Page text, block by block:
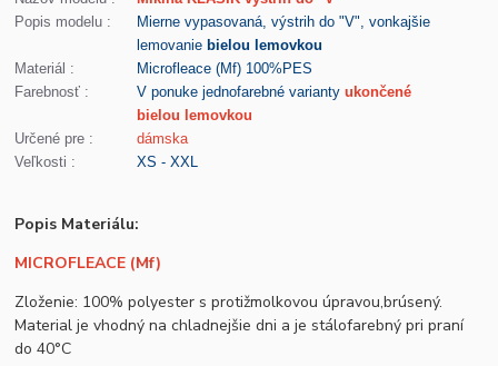
Popis modelu :
Mierne vypasovaná, výstrih do "V", vonkajšie
lemovaniebielou lemovkou
Materiál :
Microfleace (Mf) 100%PES
Farebnosť :
V ponuke jednofarebné variantyukončené
bielou lemovkou
Určené pre :
dámska
Veľkosti :
XS - XXL
Popis Materiálu:
MICROFLEACE (Mf)
Zloženie: 100% polyester s protižmolkovou úpravou,brúsený.
Material je vhodný na chladnejšie dni a je stálofarebný pri praní
do 40°C